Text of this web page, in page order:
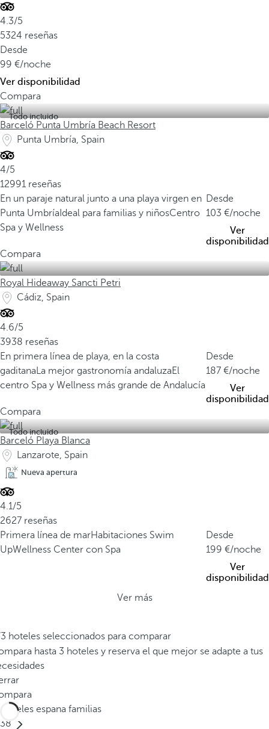
4.3/5
5324 reseñas
Desde
99
/noche
Ver disponibilidad
Compara
Todo incluido
Barceló Punta Umbría Beach Resort
Punta Umbría, Spain
4/5
12991 reseñas
En un paraje natural junto a una playa virgen en
Punta Umbría Ideal para familias y niñosCentro
Spa y Wellness
Desde
103
/noche
Ver
disponibilidad
Compara
Royal Hideaway Sancti Petri
Cádiz, Spain
4.6/5
3938 reseñas
En primera línea de playa, en la costa
gaditanaLa mejor gastronomía andaluzaEl
centro Spa y Wellness más grande de Andalucía
Desde
187
/noche
Ver
disponibilidad
Compara
Todo incluido
Barceló Playa Blanca
Lanzarote, Spain
Nueva apertura
4.1/5
2627 reseñas
Primera línea de marHabitaciones Swim
UpWellness Center con Spa
Desde
199
/noche
Ver
disponibilidad
Ver más
hoteles seleccionados para comparar
hasta 3 hoteles y reserva el que mejor se adapte a tus
Hoteles espana familias
38